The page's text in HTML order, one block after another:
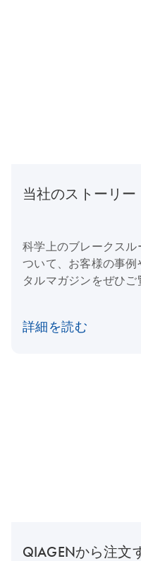
当社のストーリー
科学上のブレークス
ついて、お客様の事
タルマガジンをぜひご
詳細を読む
QIAGENから注文